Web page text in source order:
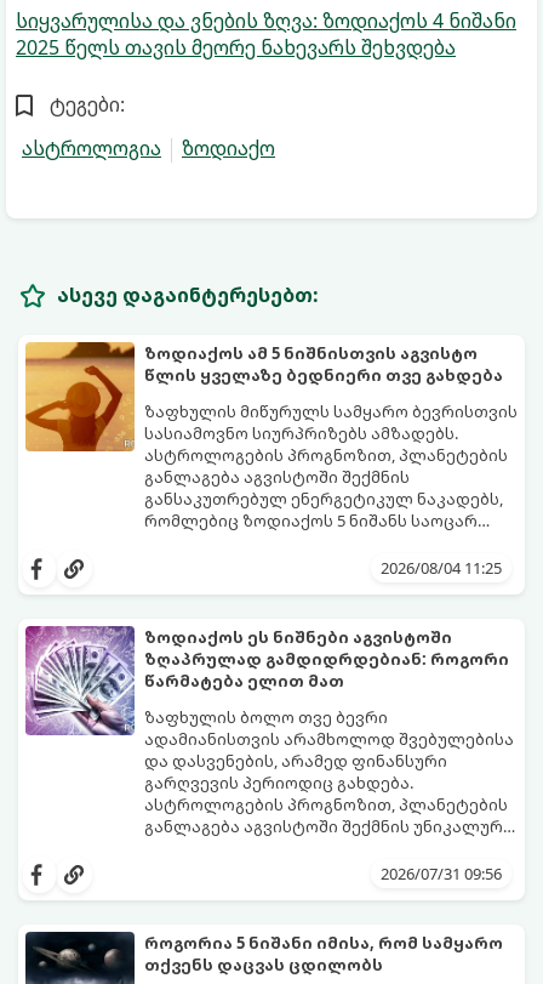
სიყვარულისა და ვნების ზღვა: ზოდიაქოს 4 ნიშანი
2025 წელს თავის მეორე ნახევარს შეხვდება
ტეგები:
ასტროლოგია
ზოდიაქო
ასევე დაგაინტერესებთ:
ზოდიაქოს ამ 5 ნიშნისთვის აგვისტო
წლის ყველაზე ბედნიერი თვე გახდება
ზაფხულის მიწურულს სამყარო ბევრისთვის
სასიამოვნო სიურპრიზებს ამზადებს.
ასტროლოგების პროგნოზით, პლანეტების
განლაგება აგვისტოში შექმნის
განსაკუთრებულ ენერგეტიკულ ნაკადებს,
რომლებიც ზოდიაქოს 5 ნიშანს საოცარ
ყველაზე ბედნიერი თვე აღმოჩნდება.
2026/08/04 11:25
ზოდიაქოს ეს ნიშნები აგვისტოში
ზღაპრულად გამდიდრდებიან: როგორი
წარმატება ელით მათ
ზაფხულის ბოლო თვე ბევრი
ადამიანისთვის არამხოლოდ შვებულებისა
და დასვენების, არამედ ფინანსური
გარღვევის პერიოდიც გახდება.
ასტროლოგების პროგნოზით, პლანეტების
განლაგება აგვისტოში შექმნის უნიკალურ
ზოდიაქოს 4 ნიშანს ფინანსური წარმატების
შორის, ვისაც აგვისტოში ფინანსური
2026/07/31 09:56
როგორია 5 ნიშანი იმისა, რომ სამყარო
თქვენს დაცვას ცდილობს